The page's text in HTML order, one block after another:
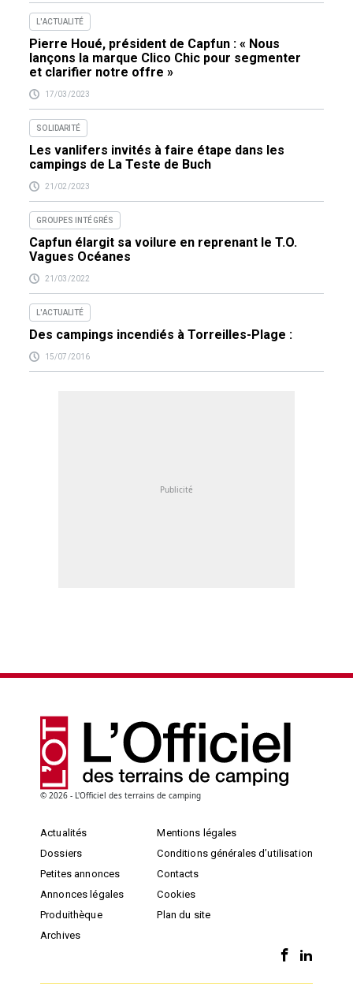
L'ACTUALITÉ
Pierre Houé, président de Capfun : « Nous
lançons la marque Clico Chic pour segmenter
et clarifier notre offre »
17/03/2023
SOLIDARITÉ
Les vanlifers invités à faire étape dans les
campings de La Teste de Buch
21/02/2023
GROUPES INTÉGRÉS
Capfun élargit sa voilure en reprenant le T.O.
Vagues Océanes
21/03/2022
L'ACTUALITÉ
Des campings incendiés à Torreilles-Plage :
15/07/2016
© 2026 - L'Officiel des terrains de camping
Actualités
Dossiers
Petites annonces
Annonces légales
Produithèque
Archives
Mentions légales
Conditions générales d’utilisation
Contacts
Cookies
Plan du site